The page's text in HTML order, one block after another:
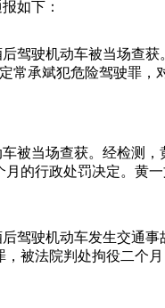
如下：
驾驶机动车被当场查
常承斌犯危险驾驶罪，
被当场查获。经检测
月的行政处罚决定。黄
驾驶机动车发生交通事
被法院判处拘役二个